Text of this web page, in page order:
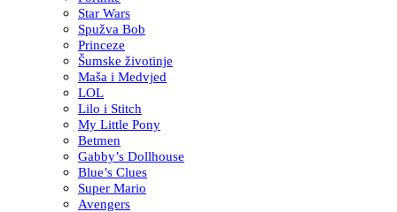
Star Wars
Spužva Bob
Princeze
Šumske životinje
Maša i Medvjed
LOL
Lilo i Stitch
My Little Pony
Betmen
Gabby’s Dollhouse
Blue’s Clues
Super Mario
Avengers